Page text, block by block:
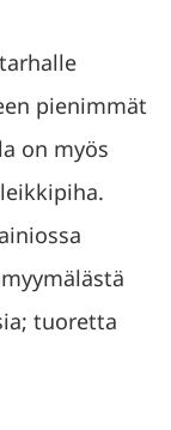
pienimmät
on myös
tuoretta